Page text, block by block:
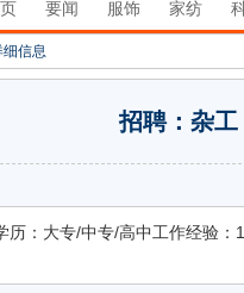
要闻 服饰 家纺
细信息
招聘：杂
历：大专/中专/高中工作经验